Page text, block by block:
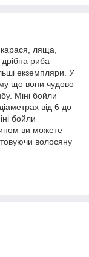
ляща,
риба
екземпляри. У
що вони чудово
Міні бойли
від 6 до
бойли
ви можете
волосяну